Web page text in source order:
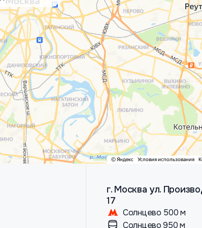
г. Москва ул.
17
Солнцево 500 м
Солнцево 950 м